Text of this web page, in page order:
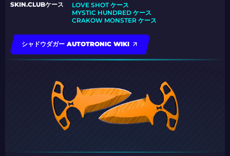
SKIN.CLUBケース
LOVE SHOT ケース
MYSTIC HUNDRED ケース
CRAKOW MONSTER ケース
シャドウダガー AUTOTRONIC WIKI